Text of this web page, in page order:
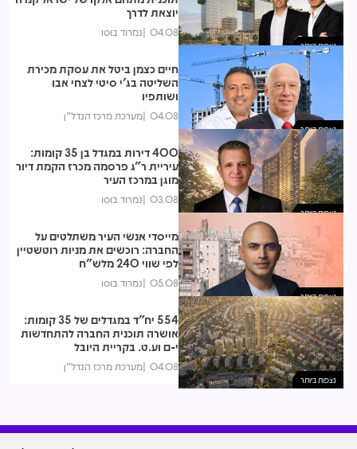
נצפות ביותר
יוצאת לדרך
04.08 נמרוד בוסו
נצפות ביותר
חיים כצמן ביטל את עסקת מכירת
השליטה בג'י סיטי לצחי אבו
ושותפיו
04.08 מערכת מרכז הנדל"ן
נצפות ביותר
400 דירות במגדל בן 35 קומות:
עיריית ר"ג פרסמה מכרז הקמת דיור
מוגן במרכז העיר
03.08 נמרוד בוסו
נצפות ביותר
מייסדי אנשי העיר משתלטים על
החברה: רוכשים את מניות רוטשטיין
לפי שווי 240 מלש"ח
05.08 נמרוד בוסו
נצפות ביותר
554 יח"ד במגדלים של 35 קומות:
אושרה תוכנית החברה להתחדשות
י-ם וע.ט. בקריית היובל
04.08 מערכת מרכז הנדל"ן